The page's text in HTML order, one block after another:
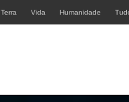
Terra Vida Humanidade